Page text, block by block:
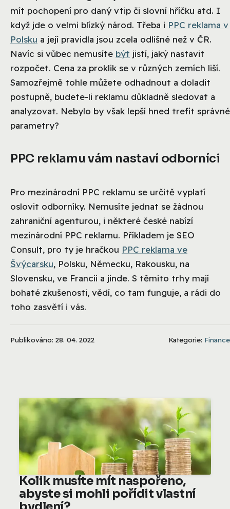
mít pochopení pro daný vtip či slovní hříčku atd. I
když jde o velmi blízký národ. Třeba i PPC reklama v
Polsku a její pravidla jsou zcela odlišné než v ČR.
Navíc si vůbec nemusíte být jistí, jaký nastavit
rozpočet. Cena za proklik se v různých zemích liší.
Samozřejmě tohle můžete odhadnout a doladit
postupně, budete-li reklamu důkladně sledovat a
analyzovat. Nebylo by však lepší hned trefit správné
parametry?
PPC reklamu vám nastaví odborníci
Pro mezinárodní PPC reklamu se určitě vyplatí
oslovit odborníky. Nemusíte jednat se žádnou
zahraniční agenturou, i některé české nabízí
mezinárodní PPC reklamu. Příkladem je SEO
Consult, pro ty je hračkou PPC reklama ve
Švýcarsku, Polsku, Německu, Rakousku, na
Slovensku, ve Francii a jinde. S těmito trhy mají
bohaté zkušenosti, vědí, co tam funguje, a rádi do
toho zasvětí i vás.
Publikováno: 28. 04. 2022 Kategorie: Finance
Kolik musíte mít naspořeno,
abyste si mohli pořídit vlastní